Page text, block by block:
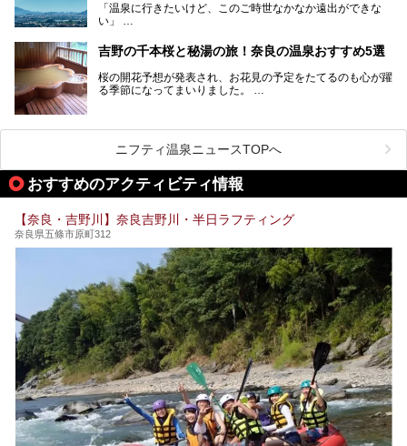
「温泉に行きたいけど、このご時世なかなか遠出ができな
い」
そんな方も多いのではないでしょうか？
お宿に泊まって観光地を巡るような温泉旅行がしたいけど、
まとまった時間が取れない時もありますよね。
芯までじんわり温まってリラックス効果も抜群。
今回は、奈良で行けるおすすめのスーパー銭湯を5つご紹介
したいと思います。
吉野の千本桜と秘湯の旅！奈良の温泉おすすめ5選
桜の開花予想が発表され、お花見の予定をたてるのも心が躍
る季節になってまいりました。
まれるくらい日本人の心を捉えて離さない名所中の名所があ
ります。それは奈良県の吉野山。
す。また吉野山を含む「紀伊山地の霊場と参詣道」はユネス
コの世界遺産に登録されており、修験道の霊場として荘厳な
開湯300年と歴史のある霊験あらたかな吉野の湯で、春を感
今回は奈良県吉野のおすすめ温泉を紹介いたします！
ニフティ温泉ニュースTOPへ
おすすめのアクティビティ情報
【奈良・吉野川】奈良吉野川・半日ラフティング
奈良県五條市原町312